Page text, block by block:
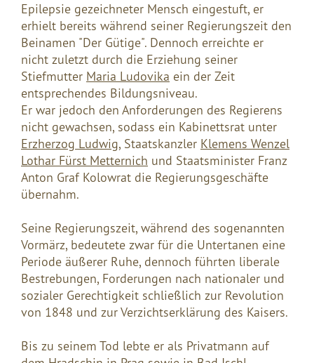
Epilepsie gezeichneter Mensch eingestuft, er
erhielt bereits während seiner Regierungszeit den
Beinamen "Der Gütige". Dennoch erreichte er
nicht zuletzt durch die Erziehung seiner
Stiefmutter Maria Ludovika ein der Zeit
entsprechendes Bildungsniveau.
Er war jedoch den Anforderungen des Regierens
nicht gewachsen, sodass ein Kabinettsrat unter
Erzherzog Ludwig, Staatskanzler Klemens Wenzel
Lothar Fürst Metternich und Staatsminister Franz
Anton Graf Kolowrat die Regierungsgeschäfte
übernahm.
Seine Regierungszeit, während des sogenannten
Vormärz, bedeutete zwar für die Untertanen eine
Periode äußerer Ruhe, dennoch führten liberale
Bestrebungen, Forderungen nach nationaler und
sozialer Gerechtigkeit schließlich zur Revolution
von 1848 und zur Verzichtserklärung des Kaisers.
Bis zu seinem Tod lebte er als Privatmann auf